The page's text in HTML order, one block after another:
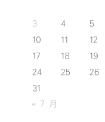
3
4 5
10
11 12
17
18 19
24
25 26
31
« 7 月